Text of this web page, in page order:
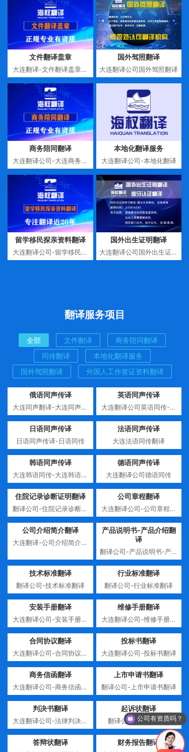
文件翻译盖章
大连翻译-文件翻译盖章服
务
国外驾照翻译
大连翻译公司国外驾照翻译
商务陪同翻译
大连翻译公司-大连商务陪
同口译
本地化翻译服务
大连翻译公司-本地化翻译
留学移民探亲资料翻译
大连翻译公司-留学移民探
亲资料翻译
国外出生证明翻译
大连翻译公司国外出生证明
翻译
翻译服务项目
全部 文件翻译
商务陪同翻译
同传翻译
本地化翻译服务
国外驾照翻译
外国人工作签证资料翻译
俄语同声传译
大连同声翻译-大连同声传
译
英语同声传译
大连翻译公司英语同传-英
语同声传译
日语同声传译
日语同声传译-日语同传
法语同声传译
大连法语同传翻译
韩语同声传译
大连韩语同传-大连韩语同
声传译
德语同声传译
大连翻译公司德语同传
住院记录诊断证明翻译
翻译公司-住院记录诊断证
明翻译
公司章程翻译
大连翻译公司-公司章程翻
译
公司介绍简介翻译
大连翻译-公司介绍简介翻
产品说明书-产品介绍翻
译
翻译公司-产品说明书-产品
介绍翻译
技术标准翻译
翻译公司-技术标准翻译
行业标准翻译
翻译公司-行业标准翻译
安装手册翻译
大连翻译公司-安装手册翻
译
维修手册翻译
大连翻译公司-维修手册翻
译
合同协议翻译
大连翻译公司-合同协议翻
译
投标书翻译
大连翻译公司-投标书翻译
商务信函翻译
大连翻译公司-商务信函翻
译
上市申请书翻译
翻译公司-上市申请书翻译
判决书翻译
大连翻译公司-法律判决书
翻译
起诉状翻译
翻译公司-起诉状翻译
答辩状翻译 财务报告翻译
公司有资质吗？